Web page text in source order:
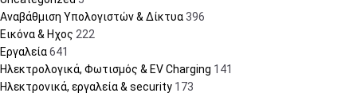
Αναβάθμιση Υπολογιστών & Δίκτυα 396
Εικόνα & Ηχος 222
Εργαλεία641
Ηλεκτρολογικά, Φωτισμός & EV Charging 141
Ηλεκτρονικά, εργαλεία & security 173